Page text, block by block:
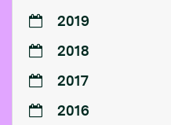
2019
2018
2017
2016